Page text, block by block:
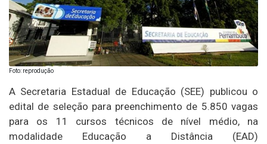
Foto: reprodução
A Secretaria Estadual de Educação (SEE) publicou o
edital de seleção para preenchimento de 5.850 vagas
para os 11 cursos técnicos de nível médio, na
modalidade Educação a Distância (EAD)